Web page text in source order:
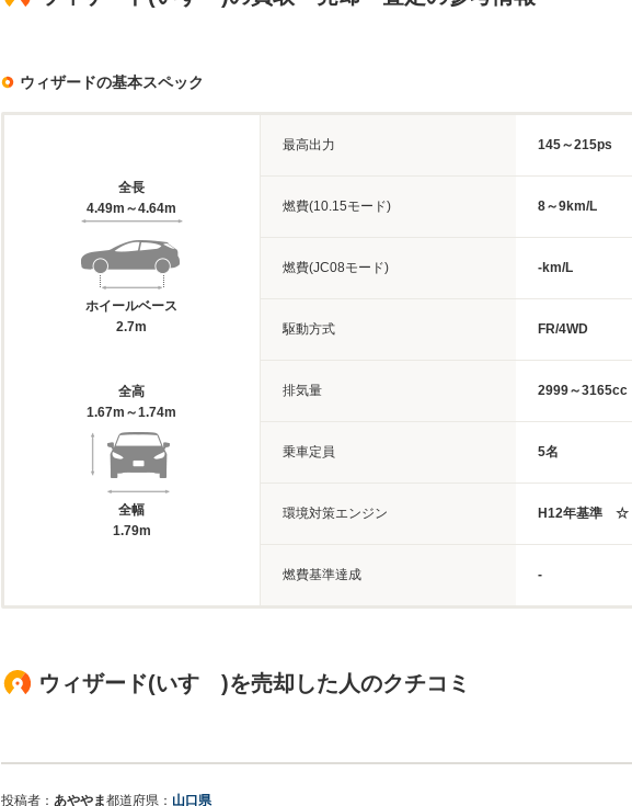
ウィザードの基本スペック
全長
4.49m～4.64m
ホイールベース
2.7m
全高
1.67m～1.74m
全幅
1.79m
最高出力 145～215ps
燃費(10.15モード) 8～9km/L
燃費(JC08モード) -km/L
駆動方式 FR/4WD
排気量 2999～3165cc
乗車定員 5名
環境対策エンジン H12年基準 ☆
燃費基準達成 -
ウィザード(いすゞ)を売却した人のクチコミ
投稿者： あややま都道府県： 山口県